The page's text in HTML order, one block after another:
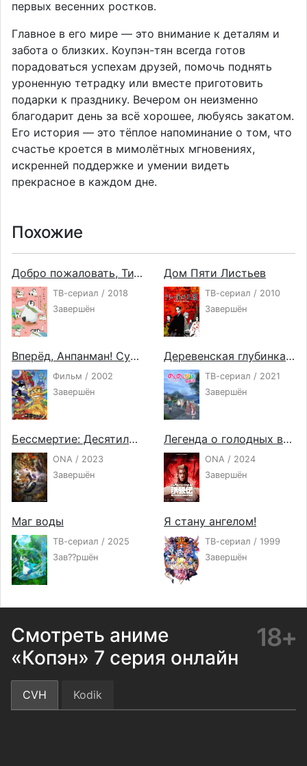
первых весенних ростков.
Главное в его мире — это внимание к деталям и
забота о близких. Коупэн-тян всегда готов
порадоваться успехам друзей, помочь поднять
уроненную тетрадку или вместе приготовить
подарки к празднику. Вечером он неизменно
благодарит день за всё хорошее, любуясь закатом.
Его история — это тёплое напоминание о том, что
счастье кроется в мимолётных мгновениях,
искренней поддержке и умении видеть
прекрасное в каждом дне.
Похожие
Добро пожаловать, Титосэ
ТВ-сериал / 2018
Завершён
Дом Пяти Листьев
ТВ-сериал / 2010
Завершён
Вперёд, Анпанман! Суширолл Маки-чан и Золотой Камамэшидон
Фильм / 2002
Завершён
Деревенская глубинка 3
ТВ-сериал / 2021
Завершён
Бессмертие: Десятилетнее соглашение
ONA / 2023
Завершён
Легенда о голодных волках: Путь одинокого волка
ONA / 2024
Завершён
Маг воды
ТВ-сериал / 2025
Зав??ршён
Я стану ангелом!
ТВ-сериал / 1999
Завершён
Смотреть аниме
«Копэн» 7 серия онлайн
18+
CVH Kodik